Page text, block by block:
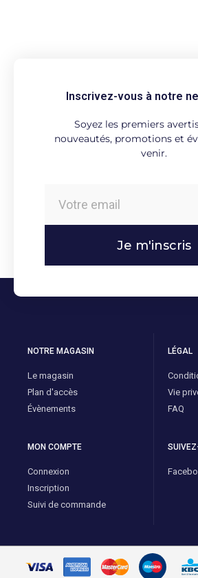
Inscrivez-vous à notre
Soyez les premiers
nouveautés, promotions et
venir.
Je m'inscris
NOTRE MAGASIN
Le magasin
Plan d'accès
Évènements
LÉGAL
Vie
FAQ
MON COMPTE
Connexion
Inscription
Suivi de commande